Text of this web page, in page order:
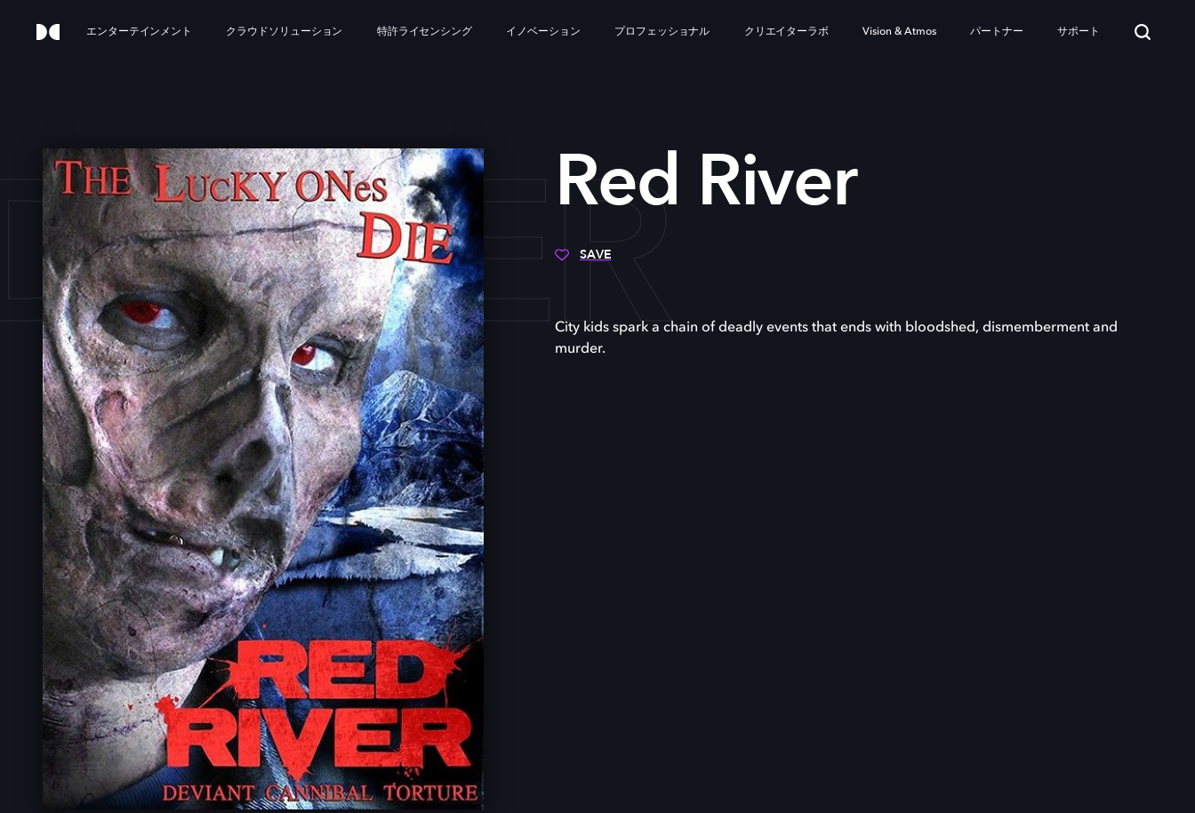
エンターテインメント クラウドソリューション 特許ライセンシング イノベーション プロフェッショナル クリエイターラボ Vision & Atmos パートナー サポート
RIVERRed River
SAVE
City kids spark a chain of deadly events that ends with bloodshed, dismemberment and
murder.